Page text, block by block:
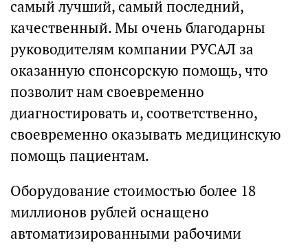
самый лучший, самый последний,
качественный. Мы очень благодарны
руководителям компании РУСАЛ за
оказанную спонсорскую помощь, что
позволит нам своевременно
диагностировать и, соответственно,
своевременно оказывать медицинскую
помощь пациентам.
Оборудование стоимостью более 18
миллионов рублей оснащено
автоматизированными рабочими